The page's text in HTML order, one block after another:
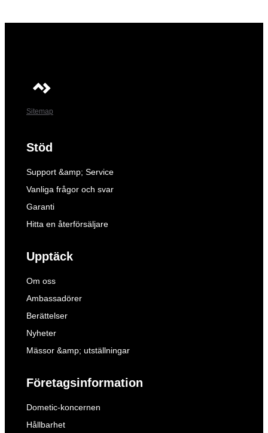
Sitemap
Stöd
Support &amp; Service
Vanliga frågor och svar
Garanti
Hitta en återförsäljare
Upptäck
Om oss
Ambassadörer
Berättelser
Nyheter
Mässor &amp; utställningar
Företagsinformation
Dometic-koncernen
Hållbarhet